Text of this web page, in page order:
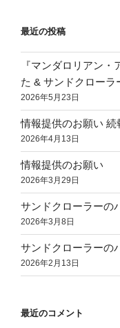
り
最近の投稿
『マンダロリアン
た & サンドクローラ
2026年5月23日
情報提供のお願い 続
2026年4月13日
情報提供のお願い
2026年3月29日
サンドクローラーの
2026年3月8日
サンドクローラーの
2026年2月13日
最近のコメント